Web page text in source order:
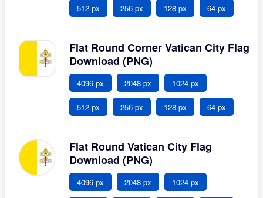
512 px 256 px 128 px 64 px
Flat Round Corner Vatican City Flag
Download (PNG)
4096 px 2048 px 1024 px
512 px 256 px 128 px 64 px
Flat Round Vatican City Flag
Download (PNG)
4096 px 2048 px 1024 px